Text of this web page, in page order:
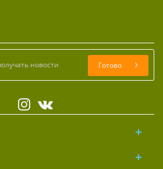
Готово